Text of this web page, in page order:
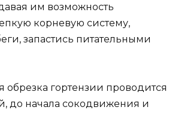
им возможность
корневую систему,
запастись питательными
гортензии проводится
до начала сокодвижения и